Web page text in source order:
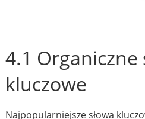
4.1 Organiczne
kluczowe
Najpopularniejsze słowa